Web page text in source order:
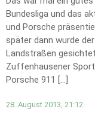
Bundesliga und das
und Porsche
später dann wurde
Landstraßen
Zuffenhausener
Porsche 911 […]
28. August 2013, 21:12